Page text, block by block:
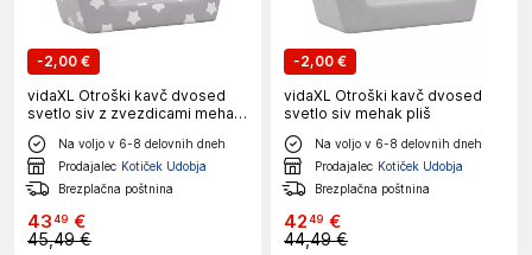
-2,00 €
vidaXL Otroški kavč dvosed
svetlo siv z zvezdicami mehak
pliš
Na voljo v 6-8 delovnih dneh
Prodajalec Kotiček Udobja
Brezplačna poštnina
4349 €
45,49 €
-2,00 €
vidaXL Otroški kavč dvosed
svetlo siv mehak pliš
Na voljo v 6-8 delovnih dneh
Prodajalec Kotiček Udobja
Brezplačna poštnina
4249 €
44,49 €